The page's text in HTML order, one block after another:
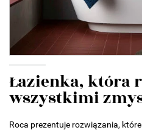
Łazienka, która
wszystkimi
Roca prezentuje rozwiązania,